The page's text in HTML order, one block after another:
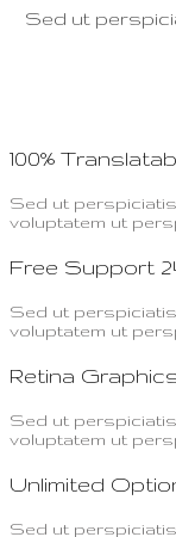
Sed ut
100%
Sed ut
voluptatem ut
Free Support
Sed ut
voluptatem ut
Retina
Sed ut
voluptatem ut
Unlimited
Sed ut